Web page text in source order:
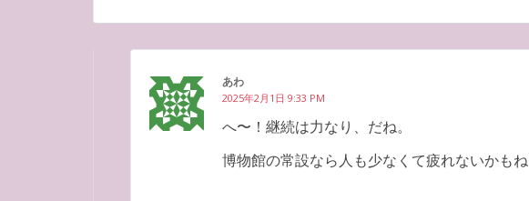
あわ
2025年2月1日 9:33 PM
へ〜！継続は力なり、だね。
博物館の常設なら人も少なくて疲れないかもね